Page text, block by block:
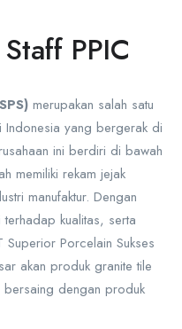
PPIC
merupakan salah satu
Indonesia yang bergerak di
ini berdiri di bawah
memiliki rekam jejak
manufaktur. Dengan
kualitas, serta
Porcelain Sukses
akan produk granite tile
bersaing dengan produk